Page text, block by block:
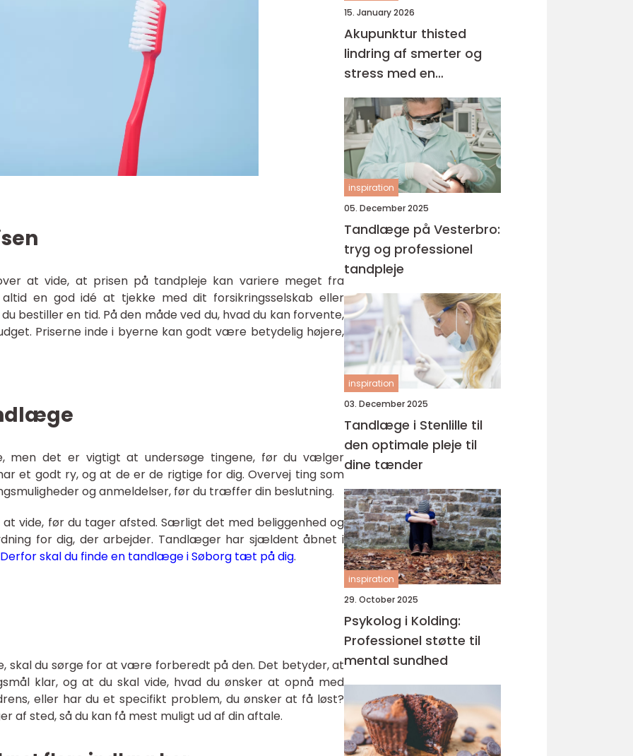
at vide, at prisen på tandpleje kan variere meget fra
en god idé at tjekke med dit forsikringsselskab eller
bestiller en tid. På den måde ved du, hvad du kan forvente,
Priserne inde i byerne kan godt være betydelig højere,
men det er vigtigt at undersøge tingene, før du vælger
et godt ry, og at de er de rigtige for dig. Overvej ting som
og anmeldelser, før du træffer din beslutning.
vide, før du tager afsted. Særligt det med beliggenhed og
for dig, der arbejder. Tandlæger har sjældent åbnet i
Derfor skal du finde en tandlæge i Søborg tæt på dig.
skal du sørge for at være forberedt på den. Det betyder, at
klar, og at du skal vide, hvad du ønsker at opnå med
eller har du et specifikt problem, du ønsker at få løst?
af sted, så du kan få mest muligt ud af din aftale.
15. January 2026
Akupunktur thisted
lindring af smerter og
stress med en
helhedsorienteret
tilgang
inspiration
05. December 2025
Tandlæge på Vesterbro:
tryg og professionel
tandpleje
inspiration
03. December 2025
Tandlæge i Stenlille til
den optimale pleje til
dine tænder
inspiration
29. October 2025
Psykolog i Kolding:
Professionel støtte til
mental sundhed